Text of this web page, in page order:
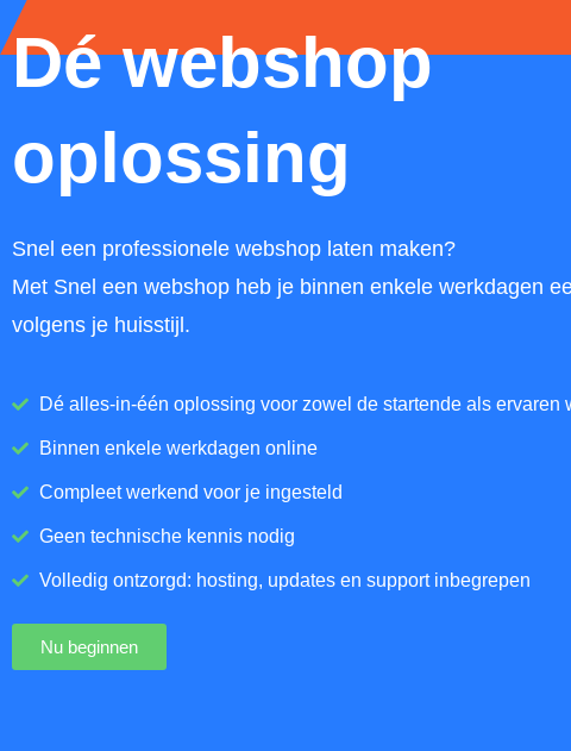
Dé webshop
oplossing
Snel een professionele webshop laten maken?
Met Snel een webshop heb je binnen enkele werkdagen
volgens je huisstijl.
Dé alles-in-één oplossing voor zowel de startende als ervaren
Binnen enkele werkdagen online
Compleet werkend voor je ingesteld
Geen technische kennis nodig
Volledig ontzorgd: hosting, updates en support inbegrepen
Nu beginnen